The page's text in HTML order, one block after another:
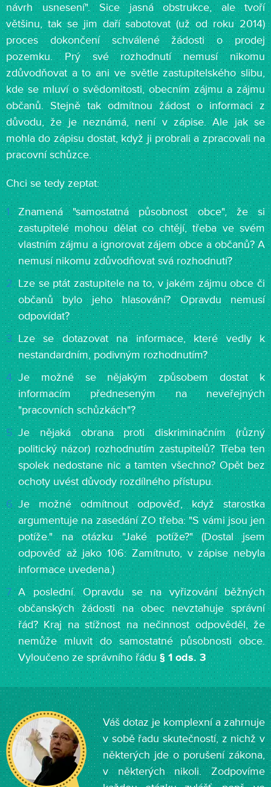
návrh usnesení". Sice jasná obstrukce, ale tvoří
většinu, tak se jim daří sabotovat (už od roku 2014)
proces dokončení schválené žádosti o prodej
pozemku. Prý své rozhodnutí nemusí nikomu
zdůvodňovat a to ani ve světle zastupitelského slibu,
kde se mluví o svědomitosti, obecním zájmu a zájmu
občanů. Stejně tak odmítnou žádost o informaci z
důvodu, že je neznámá, není v zápise. Ale jak se
mohla do zápisu dostat, když ji probrali a zpracovali na
pracovní schůzce.
Chci se tedy zeptat:
Znamená "samostatná působnost obce", že si
zastupitelé mohou dělat co chtějí, třeba ve svém
vlastním zájmu a ignorovat zájem obce a občanů? A
nemusí nikomu zdůvodňovat svá rozhodnutí?
Lze se ptát zastupitele na to, v jakém zájmu obce či
občanů bylo jeho hlasování? Opravdu nemusí
odpovídat?
Lze se dotazovat na informace, které vedly k
nestandardním, podivným rozhodnutím?
Je možné se nějakým způsobem dostat k
informacím předneseným na neveřejných
"pracovních schůzkách"?
Je nějaká obrana proti diskriminačním (různý
politický názor) rozhodnutím zastupitelů? Třeba ten
spolek nedostane nic a tamten všechno? Opět bez
ochoty uvést důvody rozdílného přístupu.
Je možné odmítnout odpověď, když starostka
argumentuje na zasedání ZO třeba: "S vámi jsou jen
potíže." na otázku "Jaké potíže?" (Dostal jsem
odpověď až jako 106: Zamítnuto, v zápise nebyla
informace uvedena.)
A poslední. Opravdu se na vyřizování běžných
občanských žádosti na obec nevztahuje správní
řád? Kraj na stížnost na nečinnost odpověděl, že
nemůže mluvit do samostatné působnosti obce.
Vyloučeno ze správního řádu§ 1 ods. 3
Váš dotaz je komplexní a zahrnuje
v sobě řadu skutečností, z nichž v
některých jde o porušení zákona,
v některých nikoli. Zodpovíme